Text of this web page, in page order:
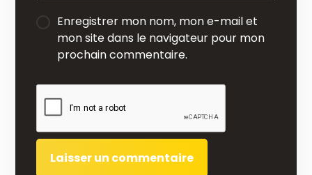
Enregistrer mon nom, mon e-mail et
mon site dans le navigateur pour mon
prochain commentaire.